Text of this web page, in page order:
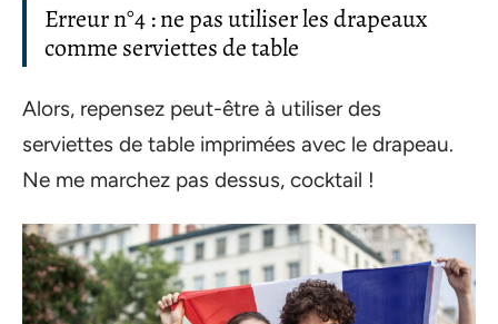
Erreur n°4 : ne pas utiliser les drapeaux
comme serviettes de table
Alors, repensez peut-être à utiliser des
serviettes de table imprimées avec le drapeau.
Ne me marchez pas dessus, cocktail !